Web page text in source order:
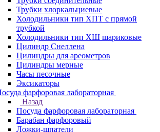
Трубки хлоркальциевые
Холодильники тип ХПТ с прямой
трубкой
Холодильники тип ХШ шариковые
Цилиндр Снеллена
Цилиндры для ареометров
Цилиндры мерные
Часы песочные
Эксикаторы
фарфоровая лабораторная
Назад
Посуда фарфоровая лабораторная
Барабан фарфоровый
Ложки-шпатели